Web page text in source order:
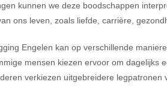
kunnen we deze boodschappen
ons leven, zoals liefde, carrière,
Engelen kan op verschillende
mensen kiezen ervoor om dagelijks
verkiezen uitgebreidere legpatronen